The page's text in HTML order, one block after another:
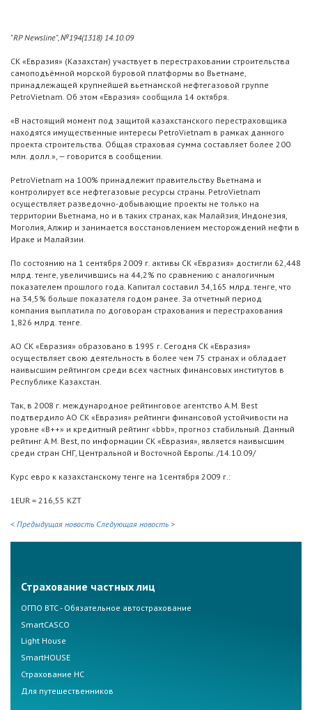
"RP Newsline", №194(1318) 14.10.09
СК «Евразия» (Казахстан) участвует в перестраховании строительства
самоподъёмной морской буровой платформы во Вьетнаме,
принадлежащей крупнейшей вьетнамской нефтегазовой группе
PetroVietnam. Об этом «Евразия» сообщила 14 октября.
«В настоящий момент под защитой казахстанского перестраховщика
находятся имущественные интересы PetroVietnam в рамках данного
проекта строительства. Общая страховая сумма составляет более 200
млн. долл.», — говорится в сообщении.
PetroVietnam на 100% принадлежит правительству Вьетнама и
контролирует все нефтегазовые ресурсы страны. PetroVietnam
осуществляет разведочно-добывающие проекты не только на
территории Вьетнама, но и в таких странах, как Малайзия, Индонезия,
Моголия, Алжир и занимается восстановлением месторождений нефти в
Ираке и Малайзии.
По состоянию на 1 сентября 2009 г. активы СК «Евразия» достигли 62,448
млрд. тенге, увеличившись на 44,2% по сравнению с аналогичным
показателем прошлого года. Капитал составил 34,165 млрд. тенге, что
на 34,5% больше показателя годом ранее. За отчетный период
компания выплатила по договорам страхования и перестрахования
1,826 млрд. тенге.
АО СК «Евразия» образовано в 1995 г. Сегодня СК «Евразия»
осуществляет свою деятельность в более чем 75 странах и обладает
наивысшим рейтингом среди всех частных финансовых институтов в
Республике Казахстан.
Так, в 2008 г. международное рейтинговое агентство A.M. Best
подтвердило АО СК «Евразия» рейтинги финансовой устойчивости на
уровне «B++» и кредитный рейтинг «bbb», прогноз стабильный. Данный
рейтинг A.M. Best, по информации СК «Евразия», является наивысшим
среди стран СНГ, Центральной и Восточной Европы. /14.10.09/
Курс евро к казахстанскому тенге на 1сентября 2009 г.:
1EUR = 216,55 KZT
< Предыдущая новость Следующая новость >
Страхование частных лиц
ОГПО ВТС - Обязательное автострахование
SmartCASCO
Light House
SmartHOUSE
Страхование НС
Для путешественников